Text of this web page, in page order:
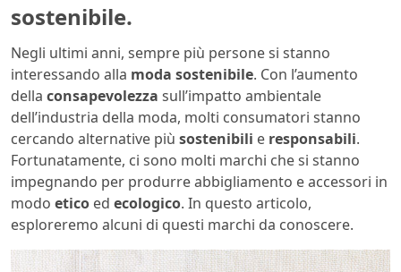
sostenibile.
Negli ultimi anni, sempre più persone si stanno
interessando alla moda sostenibile. Con l’aumento
della consapevolezza sull’impatto ambientale
dell’industria della moda, molti consumatori stanno
cercando alternative più sostenibili e responsabili.
Fortunatamente, ci sono molti marchi che si stanno
impegnando per produrre abbigliamento e accessori in
modo etico ed ecologico. In questo articolo,
esploreremo alcuni di questi marchi da conoscere.